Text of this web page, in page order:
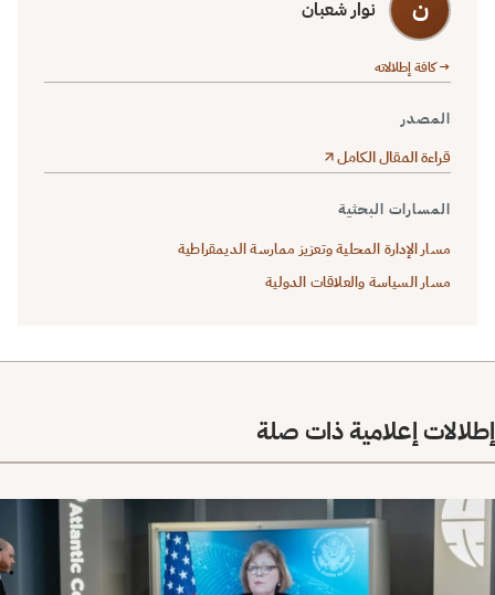
ن نوار شعبان
→ كافة إطلالاته
المصدر
قراءة المقال الكامل
المسارات البحثية
مسار الإدارة المحلية وتعزيز ممارسة الديمقراطية
مسار السياسة والعلاقات الدولية
إطلالات إعلامية ذات صلة